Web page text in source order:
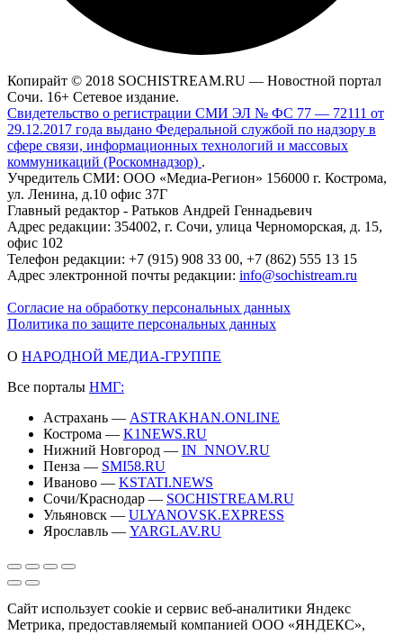
Копирайт © 2018 SOCHISTREAM.RU — Новостной портал
Сочи. 16+ Сетевое издание.
Свидетельство о регистрации СМИ ЭЛ № ФС 77 — 72111 от
29.12.2017 года выдано Федеральной службой по надзору в
сфере связи, информационных технологий и массовых
коммуникаций (Роскомнадзор) .
Учредитель СМИ: ООО «Медиа-Регион» 156000 г. Кострома,
ул. Ленина, д.10 офис 37Г
Главный редактор - Ратьков Андрей Геннадьевич
Адрес редакции: 354002, г. Сочи, улица Черноморская, д. 15,
офис 102
Телефон редакции: +7 (915) 908 33 00, +7 (862) 555 13 15
Адрес электронной почты редакции: info@sochistream.ru
Согласие на обработку персональных данных
Политика по защите персональных данных
О НАРОДНОЙ МЕДИА-ГРУППЕ
Все порталы НМГ:
Астрахань — ASTRAKHAN.ONLINE
Кострома — K1NEWS.RU
Нижний Новгород — IN_NNOV.RU
Пенза — SMI58.RU
Иваново — KSTATI.NEWS
Сочи/Краснодар — SOCHISTREAM.RU
Ульяновск — ULYANOVSK.EXPRESS
Ярославль — YARGLAV.RU
Сайт использует cookie и сервис веб-аналитики Яндекс
Метрика, предоставляемый компанией ООО «ЯНДЕКС»,